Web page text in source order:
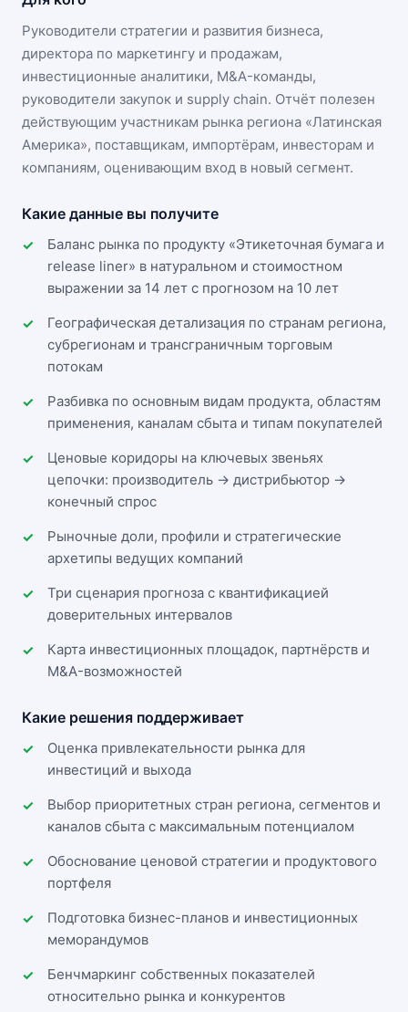
Руководители стратегии и развития бизнеса,
директора по маркетингу и продажам,
инвестиционные аналитики, M&A-команды,
руководители закупок и supply chain. Отчёт полезен
действующим участникам рынка региона «Латинская
Америка», поставщикам, импортёрам, инвесторам и
компаниям, оценивающим вход в новый сегмент.
Какие данные вы получите
Баланс рынка по продукту «Этикеточная бумага и
release liner» в натуральном и стоимостном
выражении за 14 лет с прогнозом на 10 лет
Географическая детализация по странам региона,
субрегионам и трансграничным торговым
потокам
Разбивка по основным видам продукта, областям
применения, каналам сбыта и типам покупателей
Ценовые коридоры на ключевых звеньях
цепочки: производитель → дистрибьютор →
конечный спрос
Рыночные доли, профили и стратегические
архетипы ведущих компаний
Три сценария прогноза с квантификацией
доверительных интервалов
Карта инвестиционных площадок, партнёрств и
M&A-возможностей
Какие решения поддерживает
Оценка привлекательности рынка для
инвестиций и выхода
Выбор приоритетных стран региона, сегментов и
каналов сбыта с максимальным потенциалом
Обоснование ценовой стратегии и продуктового
портфеля
Подготовка бизнес-планов и инвестиционных
меморандумов
Бенчмаркинг собственных показателей
относительно рынка и конкурентов